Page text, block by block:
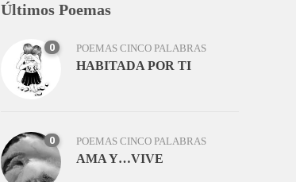
Últimos Poemas
0 POEMAS CINCO PALABRAS
HABITADA POR TI
0 POEMAS CINCO PALABRAS
AMA Y…VIVE